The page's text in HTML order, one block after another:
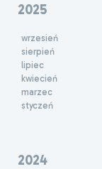
2025
wrzesień
sierpień
lipiec
kwiecień
marzec
styczeń
2024